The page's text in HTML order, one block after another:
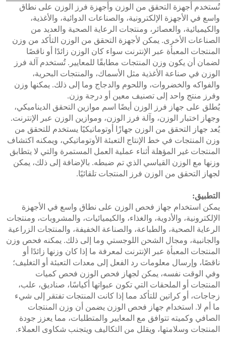
تُستخدم أجهزة التحقق من الوزن وأجهزة فرز الوزن على نطاق
واسع في الأجهزة الإلكترونية، والصناعات الدوائية، والأغذية،
والكيميائية، والعصائر، ومنتجات الرعاية الصحية والعديد من
الصناعات الأخرى. يمكن لأجهزة التحقق من الوزن التأكد من وزن
المنتجات المعبأة عبر الإنترنت سواء كان الوزن زائدًا أو ناقصًا
لضمان أن يكون وزن المنتجات مطابقًا للمعايير. تُستخدم آلة فرز
الوزن في صناعة الأغذية مثل الأسماك، والمنتجات البحرية،
والفواكه والخضروات، واللحوم والدجاج وما إلى ذلك. يمكنها وزن
وفرز منتج واحد إلى تصنيف معين أو درجة وزن.
يُطلق على جهاز فرز الوزن أيضًا اسم موازين التحقق الديناميكي،
وجهاز اختبار الوزن، وآلة فرز الوزن، وموازين الوزن عبر الإنترنت.
يُعد جهاز التحقق من الوزن جهازًا أوتوماتيكيًا يستخدم للتحقق من
وزن المنتجات في خط الإنتاج التعبئة الأوتوماتيكي، ويمكنه اكتشاف
المنتجات غير المؤهلة أثناء عملية العمل المستمرة والتي لا يتطابق
وزنها مع الوزن القياسي الذي تم ضبطه. بالإضافة إلى ذلك، يمكن
لجهاز التحقق من الوزن فرز المنتجات تلقائيًا.
التطبيق:
يمكن استخدام جهاز فحص الوزن على نطاق واسع في الأجهزة
الإلكترونية، والأدوية، والغذاء، والكيميائيات، والمشروبات، ومنتجات
الرعاية الصحية، والطباعة، والصناعة الخفيفة، والمنتجات الزراعية
والجانبية، ومجال الشحن اللوجستي وما إلى ذلك. يمكنه فحص وزن
المنتجات المعبأة عبر الإنترنت لمعرفة ما إذا كان وزنها زائدًا أو
ناقصًا، وإرسال معلومات رد الفعل إلى معدات التعبئة أو التغليف؛
وفي الوقت نفسه، يمكن لجهاز فحص الوزن فحص كميات
المنتجات أو الملحقات التي تكون عبواتها أكياسًا، صناديق، علب،
زجاجات، أو كراتين للتأكد مما إذا كانت المنتجات تفتقر إلى شيء
ما أم لا. استخدام جهاز فحص الوزن يضمن أن وزن المنتجات
الصافي وكميته تتوافق مع المعايير والمتطلبات، مما يعزز جودة
المنتجات وسلامتها، ويقلل من التكاليف ويتجنب شكاوى العملاء.